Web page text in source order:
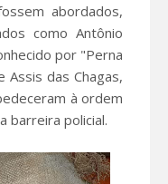
abordados,
como Antônio
por "Perna
Assis das Chagas,
à ordem
barreira policial.